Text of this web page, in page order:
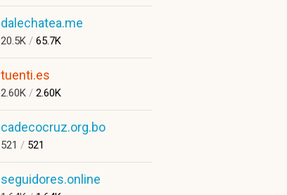
dalechatea.me
20.5K / 65.7K
tuenti.es
2.60K / 2.60K
cadecocruz.org.bo
521 / 521
seguidores.online